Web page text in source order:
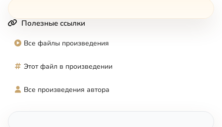
Полезные ссылки
Все файлы произведения
Этот файл в произведении
Все произведения автора